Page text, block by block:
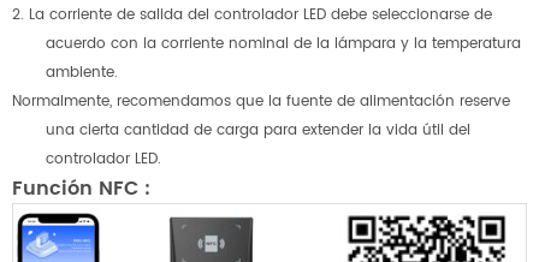
2. La corriente de salida del controlador LED debe seleccionarse de
acuerdo con la corriente nominal de la lámpara y la temperatura
ambiente.
Normalmente, recomendamos que la fuente de alimentación reserve
una cierta cantidad de carga para extender la vida útil del
controlador LED.
Función NFC :